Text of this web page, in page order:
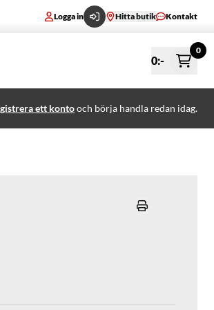
Logga in Hitta butik Kontakt
0:-
0
ett kontooch börja handla redan idag.